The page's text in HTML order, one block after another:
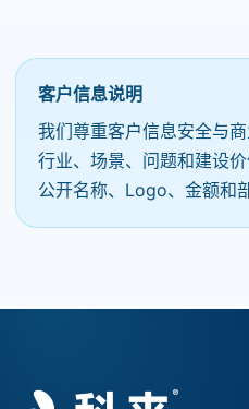
客户信息说明
我们尊重客户信息安全与
行业、场景、问题和建设
公开名称、Logo、金额和